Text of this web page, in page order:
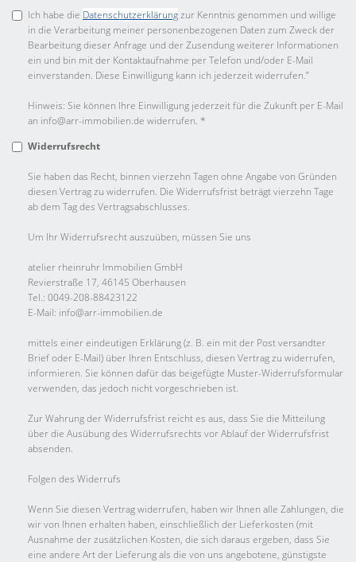
Ich habe die Datenschutzerklärungzur Kenntnis genommen und willige
in die Verarbeitung meiner personenbezogenen Daten zum Zweck der
Bearbeitung dieser Anfrage und der Zusendung weiterer Informationen
ein und bin mit der Kontaktaufnahme per Telefon und/oder E-Mail
einverstanden. Diese Einwilligung kann ich jederzeit widerrufen.”
Hinweis: Sie können Ihre Einwilligung jederzeit für die Zukunft per E-Mail
an info@arr-immobilien.de widerrufen. *
Widerrufsrecht
Sie haben das Recht, binnen vierzehn Tagen ohne Angabe von Gründen
diesen Vertrag zu widerrufen. Die Widerrufsfrist beträgt vierzehn Tage
ab dem Tag des Vertragsabschlusses.
Um Ihr Widerrufsrecht auszuüben, müssen Sie uns
atelier rheinruhr Immobilien GmbH
Revierstraße 17, 46145 Oberhausen
Tel.: 0049-208-88423122
E-Mail: info@arr-immobilien.de
mittels einer eindeutigen Erklärung (z. B. ein mit der Post versandter
Brief oder E-Mail) über Ihren Entschluss, diesen Vertrag zu widerrufen,
informieren. Sie können dafür das beigefügte Muster-Widerrufsformular
verwenden, das jedoch nicht vorgeschrieben ist.
Zur Wahrung der Widerrufsfrist reicht es aus, dass Sie die Mitteilung
über die Ausübung des Widerrufsrechts vor Ablauf der Widerrufsfrist
absenden.
Folgen des Widerrufs
Wenn Sie diesen Vertrag widerrufen, haben wir Ihnen alle Zahlungen, die
wir von Ihnen erhalten haben, einschließlich der Lieferkosten (mit
Ausnahme der zusätzlichen Kosten, die sich daraus ergeben, dass Sie
eine andere Art der Lieferung als die von uns angebotene, günstigste